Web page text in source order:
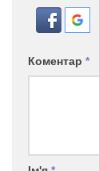
Коментар *